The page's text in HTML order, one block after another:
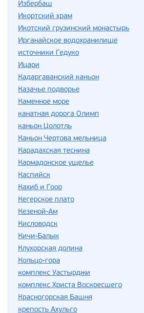
Избербаш
Икортский храм
Икотский грузинский монастырь
Ирганайское водохранилище
источники Гедуко
Ицари
Кадаргаванский каньон
Казачье подворье
Каменное море
канатная дорога Олимп
каньон Цолотль
Каньон Чертова мельница
Карадахская теснина
Кармадонское ущелье
Каспийск
Кахиб и Гоор
Кегерское плато
Кезеной-Ам
Кисловодск
Кичи-Балык
Клухорская долина
Кольцо-гора
комплекс Уастырджи
комплекс Христа Воскресшего
Красногорская Башня
крепость Ахульго